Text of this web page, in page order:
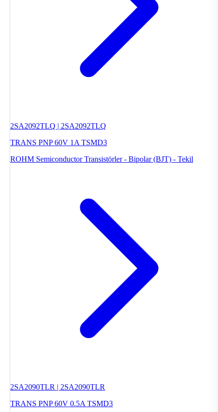
2SA2092TLQ | 2SA2092TLQ
TRANS PNP 60V 1A TSMD3
ROHM Semiconductor Transistörler - Bipolar (BJT) - Tekil
2SA2090TLR | 2SA2090TLR
TRANS PNP 60V 0.5A TSMD3